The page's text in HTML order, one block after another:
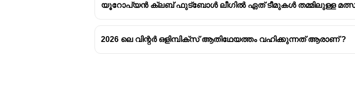
യൂറോപ്യൻ ക്ലബ് ഫുട്ബോൾ ലീഗിൽ ഏത് ടീമുകൾ തമ്മിലുള്ള
2026 ലെ വിന്റർ ഒളിമ്പിക്സ് ആതിഥേയത്തം വഹിക്കുന്നത് ആരാണ് ?